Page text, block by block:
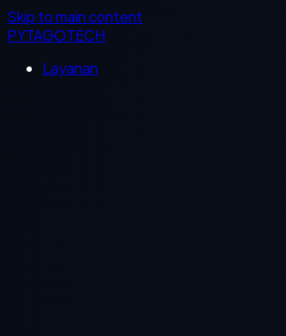
Skip to main content
PYTAGOTECH
Layanan